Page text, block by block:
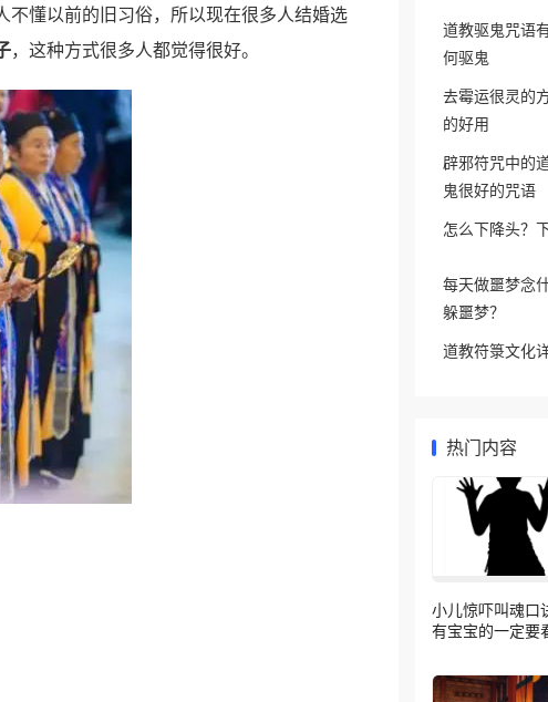
懂以前的旧习俗，所以现在很多人结婚选
，这种方式很多人都觉得很好。
道教驱鬼咒语
何驱鬼
去霉运很灵的
的好用
辟邪符咒中的
鬼很好的咒语
怎么下降头？
每天做噩梦念
躲噩梦？
道教符箓文化
热门内容
小儿惊吓叫魂口
有宝宝的一定要